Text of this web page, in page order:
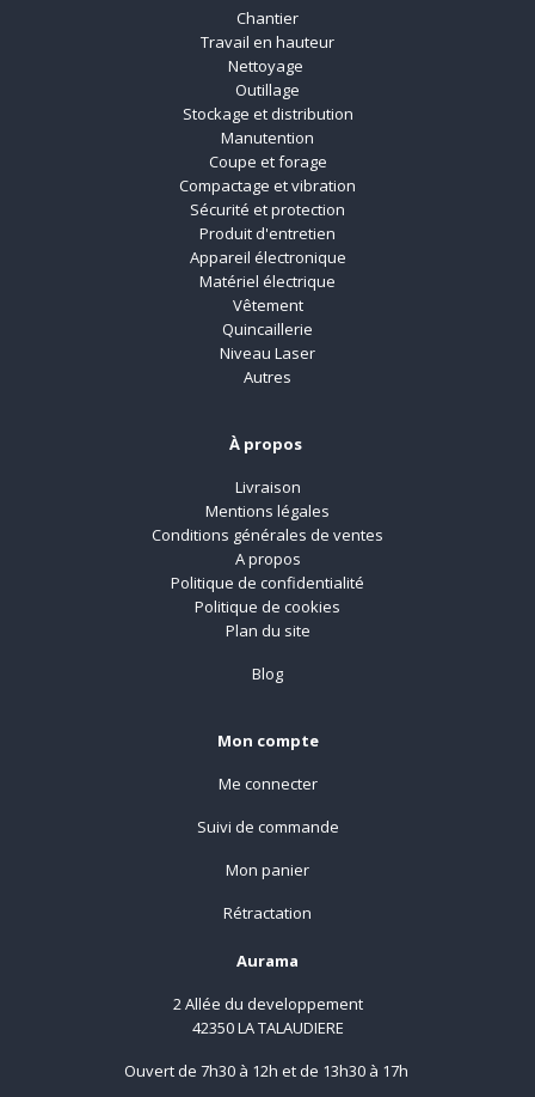
Chantier
Travail en hauteur
Nettoyage
Outillage
Stockage et distribution
Manutention
Coupe et forage
Compactage et vibration
Sécurité et protection
Produit d'entretien
Appareil électronique
Matériel électrique
Vêtement
Quincaillerie
Niveau Laser
Autres
À propos
Livraison
Mentions légales
Conditions générales de ventes
A propos
Politique de confidentialité
Politique de cookies
Plan du site
Blog
Mon compte
Me connecter
Suivi de commande
Mon panier
Rétractation
Aurama
2 Allée du developpement
42350 LA TALAUDIERE
Ouvert de 7h30 à 12h et de 13h30 à 17h